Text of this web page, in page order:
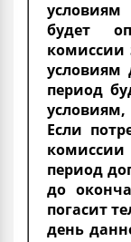
условиям
будет
условиям
период
Если
период
до
погасит
день